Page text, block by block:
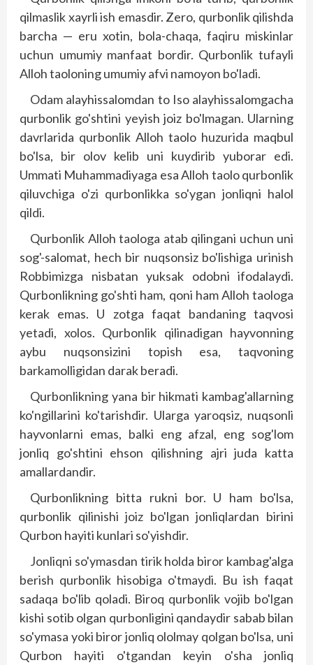
qilmaslik xayrli ish emasdir. Zero, qurbonlik qilishda
barcha — eru xotin, bola-chaqa, faqiru miskinlar
uchun umumiy manfaat bordir. Qurbonlik tufayli
Alloh taoloning umumiy afvi namoyon bo'ladi.
Odam alayhissalomdan to Iso alayhissalomgacha
qurbonlik go'shtini yeyish joiz bo'lmagan. Ularning
davrlarida qurbonlik Alloh taolo huzurida maqbul
bo'lsa, bir olov kelib uni kuydirib yuborar edi.
Ummati Muhammadiyaga esa Alloh taolo qurbonlik
qiluvchiga o'zi qurbonlikka so'ygan jonliqni halol
qildi.
Qurbonlik Alloh taologa atab qilingani uchun uni
sog'-salomat, hech bir nuqsonsiz bo'lishiga urinish
Robbimizga nisbatan yuksak odobni ifodalaydi.
Qurbonlikning go'shti ham, qoni ham Alloh taologa
kerak emas. U zotga faqat bandaning taqvosi
yetadi, xolos. Qurbonlik qilinadigan hayvonning
aybu nuqsonsizini topish esa, taqvoning
barkamolligidan darak beradi.
Qurbonlikning yana bir hikmati kambag'allarning
ko'ngillarini ko'tarishdir. Ularga yaroqsiz, nuqsonli
hayvonlarni emas, balki eng afzal, eng sog'lom
jonliq go'shtini ehson qilishning ajri juda katta
amallardandir.
Qurbonlikning bitta rukni bor. U ham bo'lsa,
qurbonlik qilinishi joiz bo'lgan jonliqlardan birini
Qurbon hayiti kunlari so'yishdir.
Jonliqni so'ymasdan tirik holda biror kambag'alga
berish qurbonlik hisobiga o'tmaydi. Bu ish faqat
sadaqa bo'lib qoladi. Biroq qurbonlik vojib bo'lgan
kishi sotib olgan qurbonligini qandaydir sabab bilan
so'ymasa yoki biror jonliq ololmay qolgan bo'lsa, uni
Qurbon hayiti o'tgandan keyin o'sha jonliq